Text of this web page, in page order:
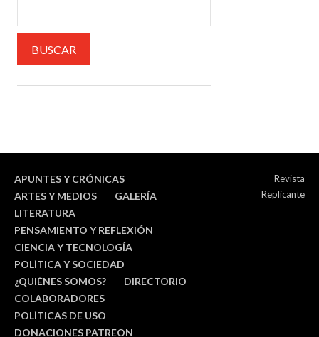
APUNTES Y CRÓNICAS
ARTES Y MEDIOS
GALERÍA
LITERATURA
PENSAMIENTO Y REFLEXIÓN
CIENCIA Y TECNOLOGÍA
POLÍTICA Y SOCIEDAD
¿QUIÉNES SOMOS?
DIRECTORIO
COLABORADORES
POLÍTICAS DE USO
DONACIONES PATREON
Revista
Replicante